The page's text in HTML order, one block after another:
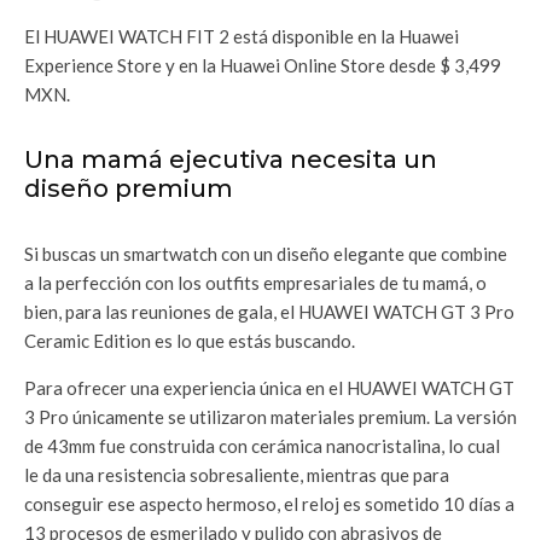
El HUAWEI WATCH FIT 2 está disponible en la Huawei
Experience Store y en la Huawei Online Store desde $ 3,499
MXN.
Una mamá ejecutiva necesita un
diseño premium
Si buscas un smartwatch con un diseño elegante que combine
a la perfección con los outfits empresariales de tu mamá, o
bien, para las reuniones de gala, el HUAWEI WATCH GT 3 Pro
Ceramic Edition es lo que estás buscando.
Para ofrecer una experiencia única en el HUAWEI WATCH GT
3 Pro únicamente se utilizaron materiales premium. La versión
de 43mm fue construida con cerámica nanocristalina, lo cual
le da una resistencia sobresaliente, mientras que para
conseguir ese aspecto hermoso, el reloj es sometido 10 días a
13 procesos de esmerilado y pulido con abrasivos de